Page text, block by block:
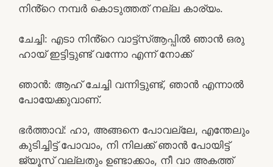
നിൻ്റെ നമ്പർ കൊടുത്തത് നല്ല കാര്യം.
ചേച്ചി: എടാ നിൻ്റെ വാട്ട്സ്ആപ്പിൽ ഞാൻ ഒരു
ഹായ് ഇട്ടിട്ടുണ്ട് വന്നോ എന്ന് നോക്ക്
ഞാൻ: ആഹ് ചേച്ചി വന്നിട്ടുണ്ട്, ഞാൻ എന്നാൽ
പോയേക്കുവാണ്.
ഭർത്താവ്: ഹാ, അങ്ങനെ പോവല്ലേ, എന്തേലും
കുടിച്ചിട്ട് പോവാം, നി നിലക്ക് ഞാൻ പോയിട്ട്
ജ്യൂസ് വല്ലതും ഉണ്ടാക്കാം, നീ വാ അകത്ത്